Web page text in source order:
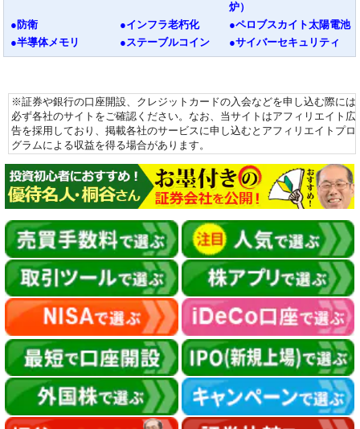
炉）
●防衛
●インフラ老朽化
●ペロブスカイト太陽電池
●半導体メモリ
●ステーブルコイン ●サイバーセキュリティ
※証券や銀行の口座開設、クレジットカードの入会などを申し込む際には
必ず各社のサイトをご確認ください。なお、当サイトはアフィリエイト広
告を採用しており、掲載各社のサービスに申し込むとアフィリエイトプロ
グラムによる収益を得る場合があります。